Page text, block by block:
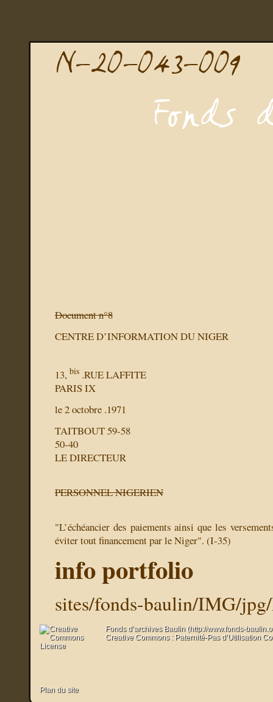
Document n°8
CENTRE D’INFORMATION DU NIGER
13, bis .RUE LAFFITE
PARIS IX
le 2 octobre .1971
TAITBOUT 59-58
50-40
LE DIRECTEUR
PERSONNEL NIGERIEN
"L’échéancier des paiements ainsi que les
éviter tout financement par le Niger". (I-35)
info portfolio
sites/fonds-baulin/IMG/
Fonds d’archives Baulin (http://www.fonds-
Creative Commons : Paternité-Pas d’Utilisation
Plan du site